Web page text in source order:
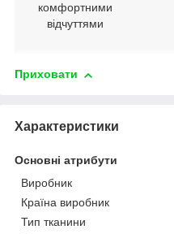
комфортними
відчуттями
Приховати
Характеристики
Основні атрибути
Виробник
Країна виробник
Тип тканини